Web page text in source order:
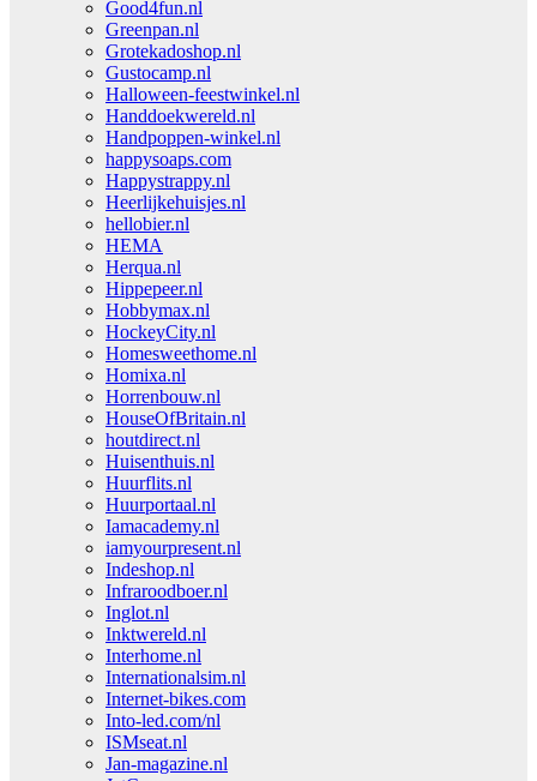
Good4fun.nl
Greenpan.nl
Grotekadoshop.nl
Gustocamp.nl
Halloween-feestwinkel.nl
Handdoekwereld.nl
Handpoppen-winkel.nl
happysoaps.com
Happystrappy.nl
Heerlijkehuisjes.nl
hellobier.nl
HEMA
Herqua.nl
Hippepeer.nl
Hobbymax.nl
HockeyCity.nl
Homesweethome.nl
Homixa.nl
Horrenbouw.nl
HouseOfBritain.nl
houtdirect.nl
Huisenthuis.nl
Huurflits.nl
Huurportaal.nl
Iamacademy.nl
iamyourpresent.nl
Indeshop.nl
Infraroodboer.nl
Inglot.nl
Inktwereld.nl
Interhome.nl
Internationalsim.nl
Internet-bikes.com
Into-led.com/nl
ISMseat.nl
Jan-magazine.nl